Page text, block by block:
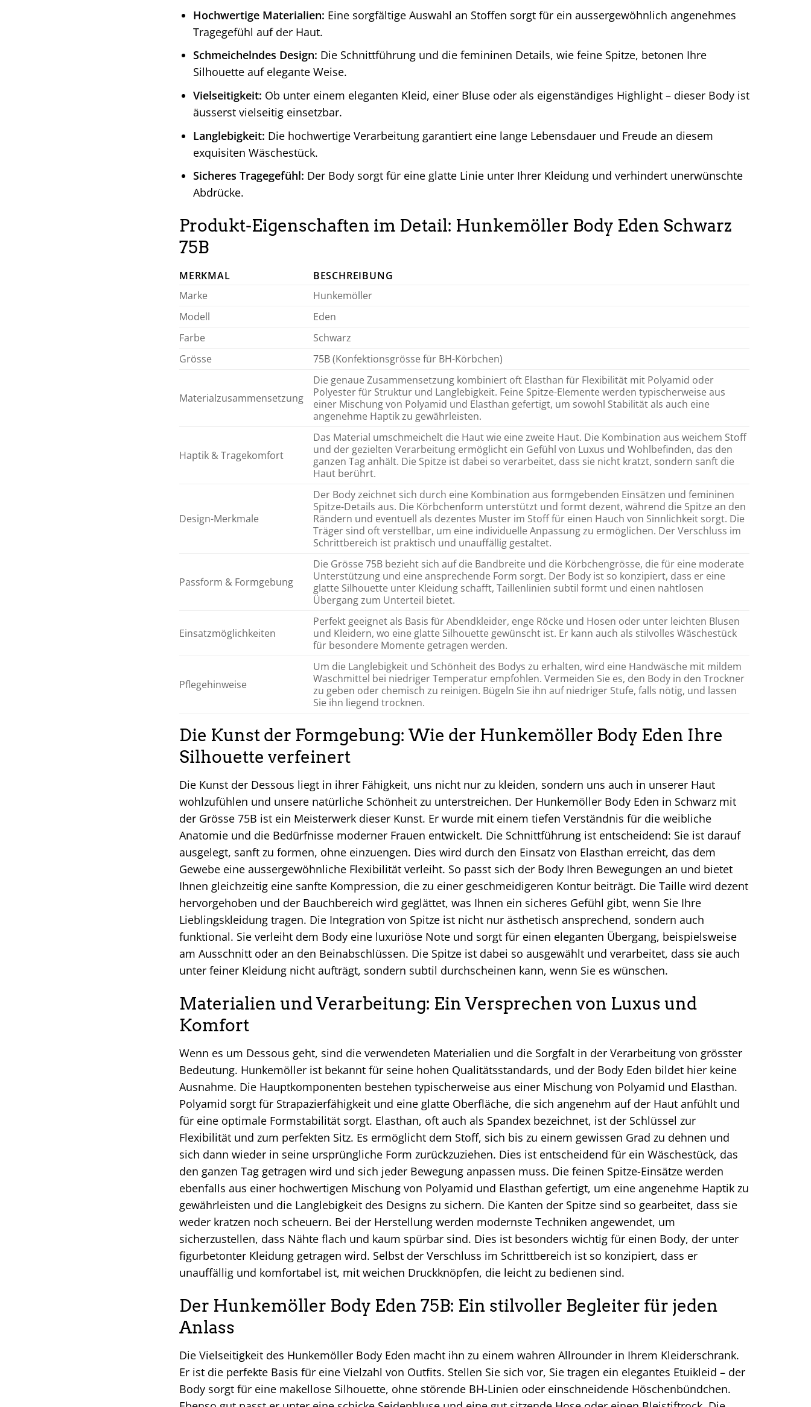
Hochwertige Materialien: Eine sorgfältige Auswahl an Stoffen sorgt für ein aussergewöhnlich angenehmes
Tragegefühl auf der Haut.
Schmeichelndes Design: Die Schnittführung und die femininen Details, wie feine Spitze, betonen Ihre
Silhouette auf elegante Weise.
Vielseitigkeit: Ob unter einem eleganten Kleid, einer Bluse oder als eigenständiges Highlight – dieser Body ist
äusserst vielseitig einsetzbar.
Langlebigkeit: Die hochwertige Verarbeitung garantiert eine lange Lebensdauer und Freude an diesem
exquisiten Wäschestück.
Sicheres Tragegefühl: Der Body sorgt für eine glatte Linie unter Ihrer Kleidung und verhindert unerwünschte
Abdrücke.
Produkt-Eigenschaften im Detail: Hunkemöller Body Eden Schwarz
75B
MERKMAL
BESCHREIBUNG
Marke
Hunkemöller
Modell
Eden
Farbe
Schwarz
Grösse
75B (Konfektionsgrösse für BH-Körbchen)
Materialzusammensetzung
Die genaue Zusammensetzung kombiniert oft Elasthan für Flexibilität mit Polyamid oder
Polyester für Struktur und Langlebigkeit. Feine Spitze-Elemente werden typischerweise aus
einer Mischung von Polyamid und Elasthan gefertigt, um sowohl Stabilität als auch eine
angenehme Haptik zu gewährleisten.
Haptik & Tragekomfort
Das Material umschmeichelt die Haut wie eine zweite Haut. Die Kombination aus weichem Stoff
und der gezielten Verarbeitung ermöglicht ein Gefühl von Luxus und Wohlbefinden, das den
ganzen Tag anhält. Die Spitze ist dabei so verarbeitet, dass sie nicht kratzt, sondern sanft die
Haut berührt.
Design-Merkmale
Der Body zeichnet sich durch eine Kombination aus formgebenden Einsätzen und femininen
Spitze-Details aus. Die Körbchenform unterstützt und formt dezent, während die Spitze an den
Rändern und eventuell als dezentes Muster im Stoff für einen Hauch von Sinnlichkeit sorgt. Die
Träger sind oft verstellbar, um eine individuelle Anpassung zu ermöglichen. Der Verschluss im
Schrittbereich ist praktisch und unauffällig gestaltet.
Passform & Formgebung
Die Grösse 75B bezieht sich auf die Bandbreite und die Körbchengrösse, die für eine moderate
Unterstützung und eine ansprechende Form sorgt. Der Body ist so konzipiert, dass er eine
glatte Silhouette unter Kleidung schafft, Taillenlinien subtil formt und einen nahtlosen
Übergang zum Unterteil bietet.
Einsatzmöglichkeiten
Perfekt geeignet als Basis für Abendkleider, enge Röcke und Hosen oder unter leichten Blusen
und Kleidern, wo eine glatte Silhouette gewünscht ist. Er kann auch als stilvolles Wäschestück
für besondere Momente getragen werden.
Pflegehinweise
Um die Langlebigkeit und Schönheit des Bodys zu erhalten, wird eine Handwäsche mit mildem
Waschmittel bei niedriger Temperatur empfohlen. Vermeiden Sie es, den Body in den Trockner
zu geben oder chemisch zu reinigen. Bügeln Sie ihn auf niedriger Stufe, falls nötig, und lassen
Sie ihn liegend trocknen.
Die Kunst der Formgebung: Wie der Hunkemöller Body Eden Ihre
Silhouette verfeinert
Die Kunst der Dessous liegt in ihrer Fähigkeit, uns nicht nur zu kleiden, sondern uns auch in unserer Haut
wohlzufühlen und unsere natürliche Schönheit zu unterstreichen. Der Hunkemöller Body Eden in Schwarz mit
der Grösse 75B ist ein Meisterwerk dieser Kunst. Er wurde mit einem tiefen Verständnis für die weibliche
Anatomie und die Bedürfnisse moderner Frauen entwickelt. Die Schnittführung ist entscheidend: Sie ist darauf
ausgelegt, sanft zu formen, ohne einzuengen. Dies wird durch den Einsatz von Elasthan erreicht, das dem
Gewebe eine aussergewöhnliche Flexibilität verleiht. So passt sich der Body Ihren Bewegungen an und bietet
Ihnen gleichzeitig eine sanfte Kompression, die zu einer geschmeidigeren Kontur beiträgt. Die Taille wird dezent
hervorgehoben und der Bauchbereich wird geglättet, was Ihnen ein sicheres Gefühl gibt, wenn Sie Ihre
Lieblingskleidung tragen. Die Integration von Spitze ist nicht nur ästhetisch ansprechend, sondern auch
funktional. Sie verleiht dem Body eine luxuriöse Note und sorgt für einen eleganten Übergang, beispielsweise
am Ausschnitt oder an den Beinabschlüssen. Die Spitze ist dabei so ausgewählt und verarbeitet, dass sie auch
unter feiner Kleidung nicht aufträgt, sondern subtil durchscheinen kann, wenn Sie es wünschen.
Materialien und Verarbeitung: Ein Versprechen von Luxus und
Komfort
Wenn es um Dessous geht, sind die verwendeten Materialien und die Sorgfalt in der Verarbeitung von grösster
Bedeutung. Hunkemöller ist bekannt für seine hohen Qualitätsstandards, und der Body Eden bildet hier keine
Ausnahme. Die Hauptkomponenten bestehen typischerweise aus einer Mischung von Polyamid und Elasthan.
Polyamid sorgt für Strapazierfähigkeit und eine glatte Oberfläche, die sich angenehm auf der Haut anfühlt und
für eine optimale Formstabilität sorgt. Elasthan, oft auch als Spandex bezeichnet, ist der Schlüssel zur
Flexibilität und zum perfekten Sitz. Es ermöglicht dem Stoff, sich bis zu einem gewissen Grad zu dehnen und
sich dann wieder in seine ursprüngliche Form zurückzuziehen. Dies ist entscheidend für ein Wäschestück, das
den ganzen Tag getragen wird und sich jeder Bewegung anpassen muss. Die feinen Spitze-Einsätze werden
ebenfalls aus einer hochwertigen Mischung von Polyamid und Elasthan gefertigt, um eine angenehme Haptik zu
gewährleisten und die Langlebigkeit des Designs zu sichern. Die Kanten der Spitze sind so gearbeitet, dass sie
weder kratzen noch scheuern. Bei der Herstellung werden modernste Techniken angewendet, um
sicherzustellen, dass Nähte flach und kaum spürbar sind. Dies ist besonders wichtig für einen Body, der unter
figurbetonter Kleidung getragen wird. Selbst der Verschluss im Schrittbereich ist so konzipiert, dass er
unauffällig und komfortabel ist, mit weichen Druckknöpfen, die leicht zu bedienen sind.
Der Hunkemöller Body Eden 75B: Ein stilvoller Begleiter für jeden
Anlass
Die Vielseitigkeit des Hunkemöller Body Eden macht ihn zu einem wahren Allrounder in Ihrem Kleiderschrank.
Er ist die perfekte Basis für eine Vielzahl von Outfits. Stellen Sie sich vor, Sie tragen ein elegantes Etuikleid – der
Body sorgt für eine makellose Silhouette, ohne störende BH-Linien oder einschneidende Höschenbündchen.